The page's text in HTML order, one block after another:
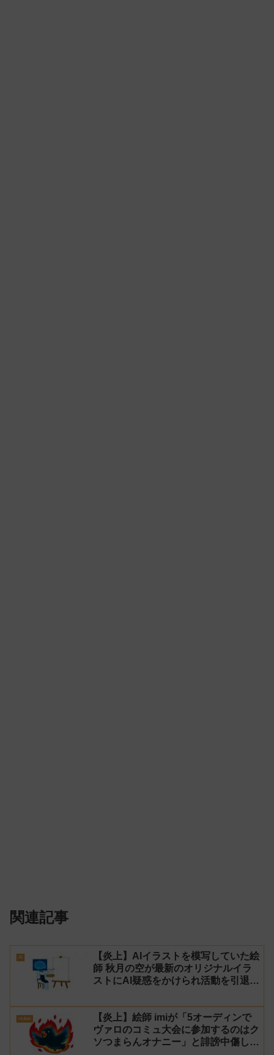
関連記事
AI
【炎上】AIイラストを模写していた絵
師 秋月の空が最新のオリジナルイラ
ストにAI疑惑をかけられ活動を引退！
vtuber
【炎上】絵師 imiが「5オーディンで
ヴァロのコミュ大会に参加するのはク
ソつまらんオナニー」と誹謗中傷し謝